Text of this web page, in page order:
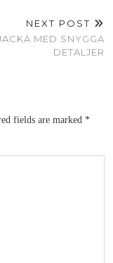
NEXT POST
MED SNYGGA
DETALJER
fields are marked *